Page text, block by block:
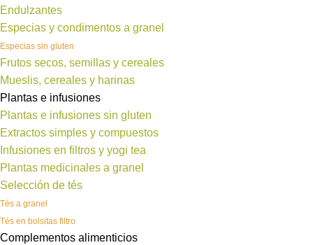
Endulzantes
Especias y condimentos a granel
Especias sin gluten
Frutos secos, semillas y cereales
Mueslis, cereales y harinas
Plantas e infusiones
Plantas e infusiones sin gluten
Extractos simples y compuestos
Infusiones en filtros y yogi tea
Plantas medicinales a granel
Selección de tés
Tés a granel
Tés en bolsitas filtro
Complementos alimenticios